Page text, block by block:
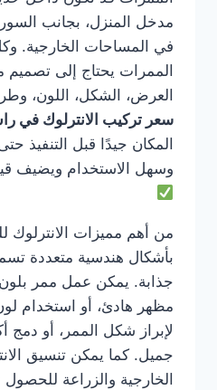
مدخل المنزل، بجانب
في المساحات الخارجية.
الممرات يحتاج إلى
العرض، الشكل، اللون،
سعر تركيب الانترلوك في
المكان جيدًا قبل التنفيذ
وسهل الاستخدام ويضيف
من أهم مميزات الانترلوك
بأشكال هندسية متعددة
جذابة. يمكن عمل ممر
مظهر هادئ، أو استخدام
لإبراز شكل الممر، أو
جميل. كما يمكن تنسيق
الخارجية والزراعة